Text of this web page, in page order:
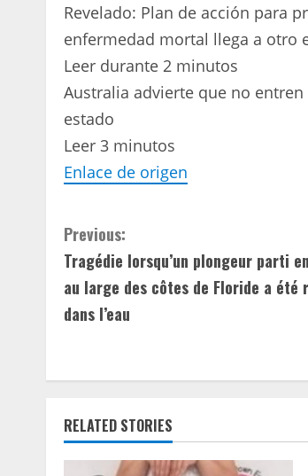
Revelado: Plan de acción para
enfermedad mortal llega a otro
Leer durante 2 minutos
Australia advierte que no
estado
Leer 3 minutos
Enlace de origen
C
o
n
i
n
u
Previous:
Tragédie lorsqu’un plongeur parti
au large des côtes de Floride a été
dans l’eau
RELATED STORIES